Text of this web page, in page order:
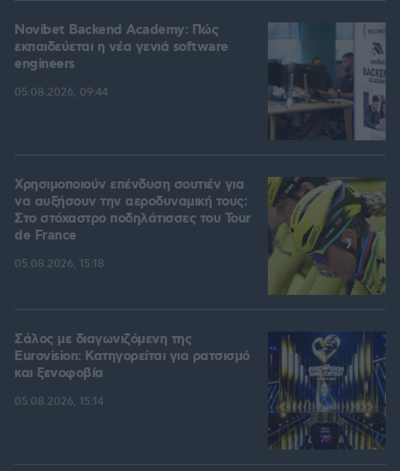
Novibet Backend Academy: Πώς
εκπαιδεύεται η νέα γενιά software
engineers
05.08.2026, 09:44
Χρησιμοποιούν επένδυση σουτιέν για
να αυξήσουν την αεροδυναμική τους:
Στο στόχαστρο ποδηλάτισσες του Tour
de France
05.08.2026, 15:18
Σάλος με διαγωνιζόμενη της
Eurovision: Κατηγορείται για ρατσισμό
και ξενοφοβία
05.08.2026, 15:14